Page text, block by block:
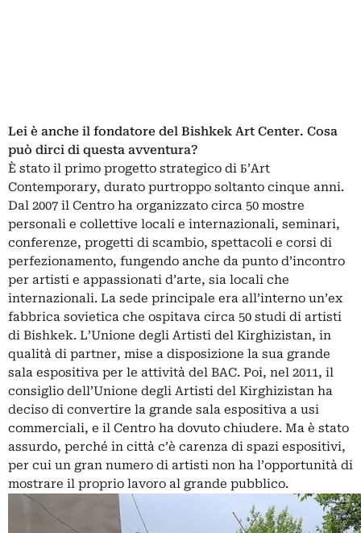
Lei è anche il fondatore del Bishkek Art Center. Cosa
può dirci di questa avventura?
È stato il primo progetto strategico di Б’Art
Contemporary, durato purtroppo soltanto cinque anni.
Dal 2007 il Centro ha organizzato circa 50 mostre
personali e collettive locali e internazionali, seminari,
conferenze, progetti di scambio, spettacoli e corsi di
perfezionamento, fungendo anche da punto d’incontro
per artisti e appassionati d’arte, sia locali che
internazionali. La sede principale era all’interno un’ex
fabbrica sovietica che ospitava circa 50 studi di artisti
di Bishkek. L’Unione degli Artisti del Kirghizistan, in
qualità di partner, mise a disposizione la sua grande
sala espositiva per le attività del BAC. Poi, nel 2011, il
consiglio dell’Unione degli Artisti del Kirghizistan ha
deciso di convertire la grande sala espositiva a usi
commerciali, e il Centro ha dovuto chiudere. Ma è stato
assurdo, perché in città c’è carenza di spazi espositivi,
per cui un gran numero di artisti non ha l’opportunità di
mostrare il proprio lavoro al grande pubblico.